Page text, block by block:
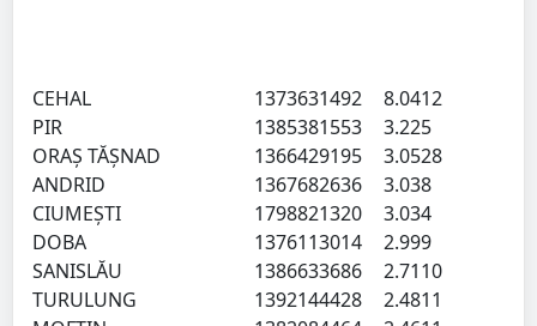
CEHAL 1373631492 8.0412
PIR
1385381553 3.225
ORAŞ TĂŞNAD
1366429195 3.0528
ANDRID
1367682636 3.038
CIUMEŞTI
1798821320 3.034
DOBA
1376113014 2.999
SANISLĂU
1386633686 2.7110
TURULUNG
1392144428 2.4811